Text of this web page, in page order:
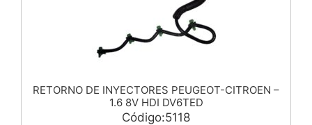
RETORNO DE INYECTORES PEUGEOT-CITROEN –
1.6 8V HDI DV6TED
Código:5118